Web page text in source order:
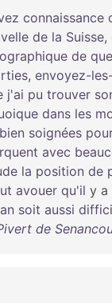
connaissance
de la Suisse,
de
, envoyez-
j'ai pu trouver
dans les
bien soignées
avec
la position de
avouer qu'il y a
soit aussi
de